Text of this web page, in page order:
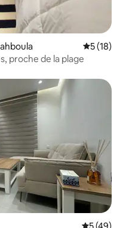
5 (18)
proche de la plage